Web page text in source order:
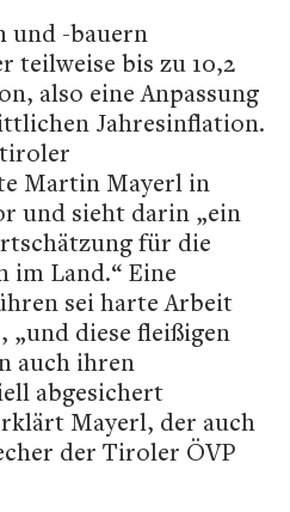
und -bauern
teilweise bis zu 10,2
also eine Anpassung
Jahresinflation.
Martin Mayerl in
und sieht darin „ein
für die
im Land.“ Eine
sei harte Arbeit
„und diese fleißigen
auch ihren
abgesichert
Mayerl, der auch
der Tiroler ÖVP